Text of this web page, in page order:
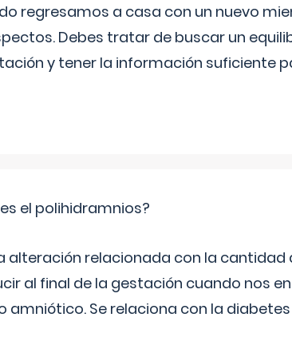
regresamos a casa con un nuevo
Debes tratar de buscar un
y tener la información suficiente
el polihidramnios?
alteración relacionada con la
al final de la gestación cuando nos
amniótico. Se relaciona con la